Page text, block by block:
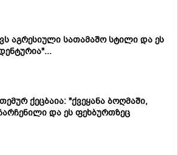
აგრესიული სათამაშო სტილი და ეს
ქეცბაია: "ქვეყანა ბოღმაში,
და ეს ფეხბურთზეც